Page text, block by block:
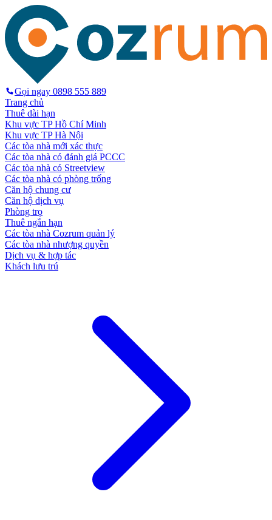
Gọi ngay 0898 555 889
Trang chủ
Thuê dài hạn
Khu vực TP Hồ Chí Minh
Khu vực TP Hà Nội
Các tòa nhà mới xác thực
Các tòa nhà có đánh giá PCCC
Các tòa nhà có Streetview
Các tòa nhà có phòng trống
Căn hộ chung cư
Căn hộ dịch vụ
Phòng trọ
Thuê ngắn hạn
Các tòa nhà Cozrum quản lý
Các tòa nhà nhượng quyền
Dịch vụ & hợp tác
Khách lưu trú